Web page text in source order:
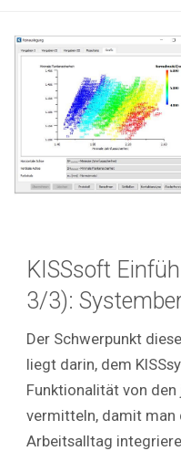
KISSsoft
3/3):
Der Schwerpunkt
liegt darin, dem
Funktionalität von den
vermitteln, damit man
Arbeitsalltag